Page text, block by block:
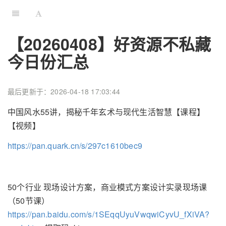
【20260408】好资源不私藏
今日份汇总
最后更新于：2026-04-18 17:03:44
中国风水55讲，揭秘千年玄术与现代生活智慧【课程】
【视频】
https://pan.quark.cn/s/297c1610bec9
50个行业 现场设计方案，​商业模式方案设计实录现场课
（50节课）
https://pan.baidu.com/s/1SEqqUyuVwqwiCyvU_fXiVA?